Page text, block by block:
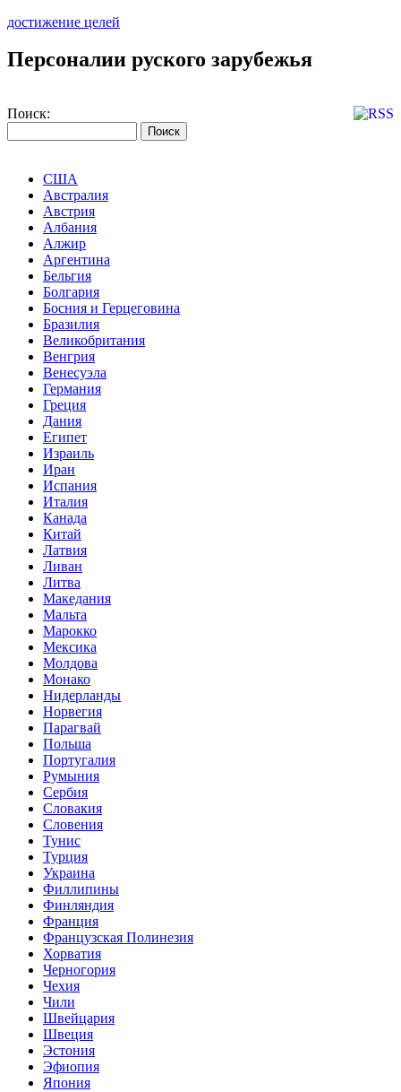
достижение целей
Персоналии руского зарубежья
Поиск:
США
Австралия
Австрия
Албания
Алжир
Аргентина
Бельгия
Болгария
Босния и Герцеговина
Бразилия
Великобритания
Венгрия
Венесуэла
Германия
Греция
Дания
Египет
Израиль
Иран
Испания
Италия
Канада
Китай
Латвия
Ливан
Литва
Македания
Мальта
Марокко
Мексика
Молдова
Монако
Нидерланды
Норвегия
Парагвай
Польша
Португалия
Румыния
Сербия
Словакия
Словения
Тунис
Турция
Украина
Филлипины
Финляндия
Франция
Французская Полинезия
Хорватия
Черногория
Чехия
Чили
Швейцария
Швеция
Эстония
Эфиопия
Япония